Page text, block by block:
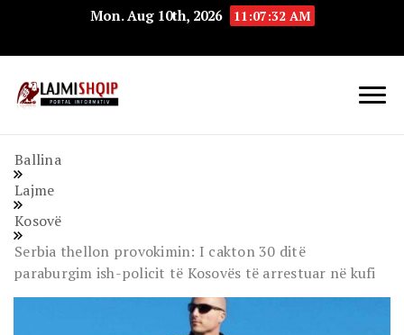
Mon. Aug 10th, 2026 11:07:33 AM
Ballina
Lajme
Kosovë
Serbia thellon provokimin: I cakton 30 ditë
paraburgim ish-policit të Kosovës të arrestuar në kufi